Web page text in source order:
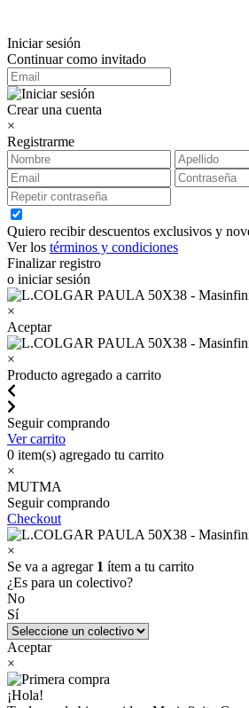
Iniciar sesión
Continuar como invitado
Crear una cuenta
×
Registrarme
Quiero recibir descuentos exclusivos y
Ver los términos y condiciones
Finalizar registro
o iniciar sesión
×
Aceptar
×
Producto agregado a carrito
Seguir comprando
Ver carrito
0 item(s) agregado tu carrito
×
MUTMA
Seguir comprando
Checkout
×
Se va a agregar 1 ítem a tu carrito
¿Es para un colectivo?
No
Sí
Aceptar
×
¡Hola!